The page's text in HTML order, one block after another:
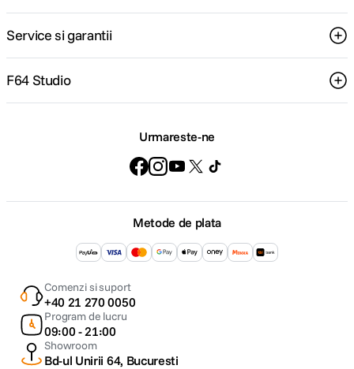
Service si garantii
F64 Studio
Urmareste-ne
Metode de plata
Comenzi si suport
+40 21 270 0050
Program de lucru
09:00 - 21:00
Showroom
Bd-ul Unirii 64, Bucuresti